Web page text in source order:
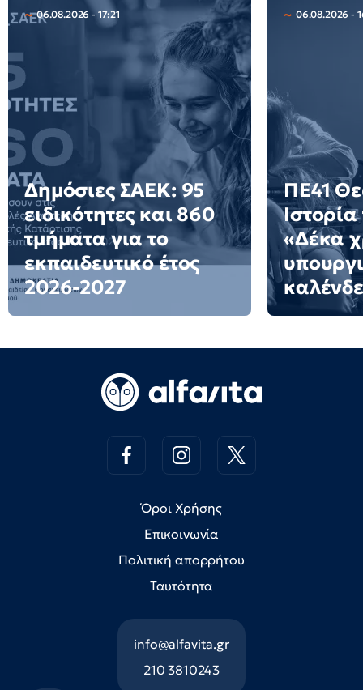
06.08.2026 - 17:21
Δημόσιες ΣΑΕΚ: 95
ειδικότητες και 860
τμήματα για το
εκπαιδευτικό έτος
2026-2027
06.08.2026 -
ΠΕ41
«Δέκα
Όροι Χρήσης
Επικοινωνία
Πολιτική απορρήτου
Ταυτότητα
info@alfavita.gr
210 3810243